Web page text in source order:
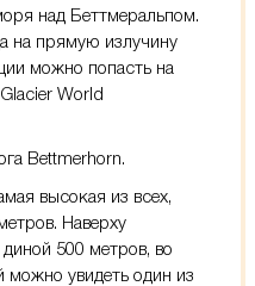
над Беттмеральпом.
на прямую излучину
можно попасть на
World
Bettmerhorn.
высокая из всех,
Наверху
500 метров, во
можно увидеть один из